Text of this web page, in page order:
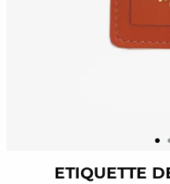
ETIQUETTE